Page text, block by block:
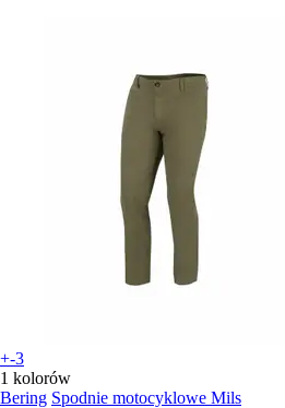
+-3
1 kolorów
Bering Spodnie motocyklowe Mils